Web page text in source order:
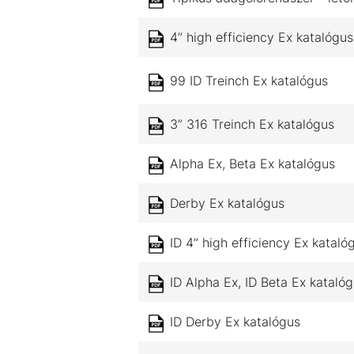
4’’ high efficiency Ex katalógus
99 ID Treinch Ex katalógus
3” 316 Treinch Ex katalógus
Alpha Ex, Beta Ex katalógus
Derby Ex katalógus
ID 4’’ high efficiency Ex
ID Alpha Ex, ID Beta Ex
ID Derby Ex katalógus